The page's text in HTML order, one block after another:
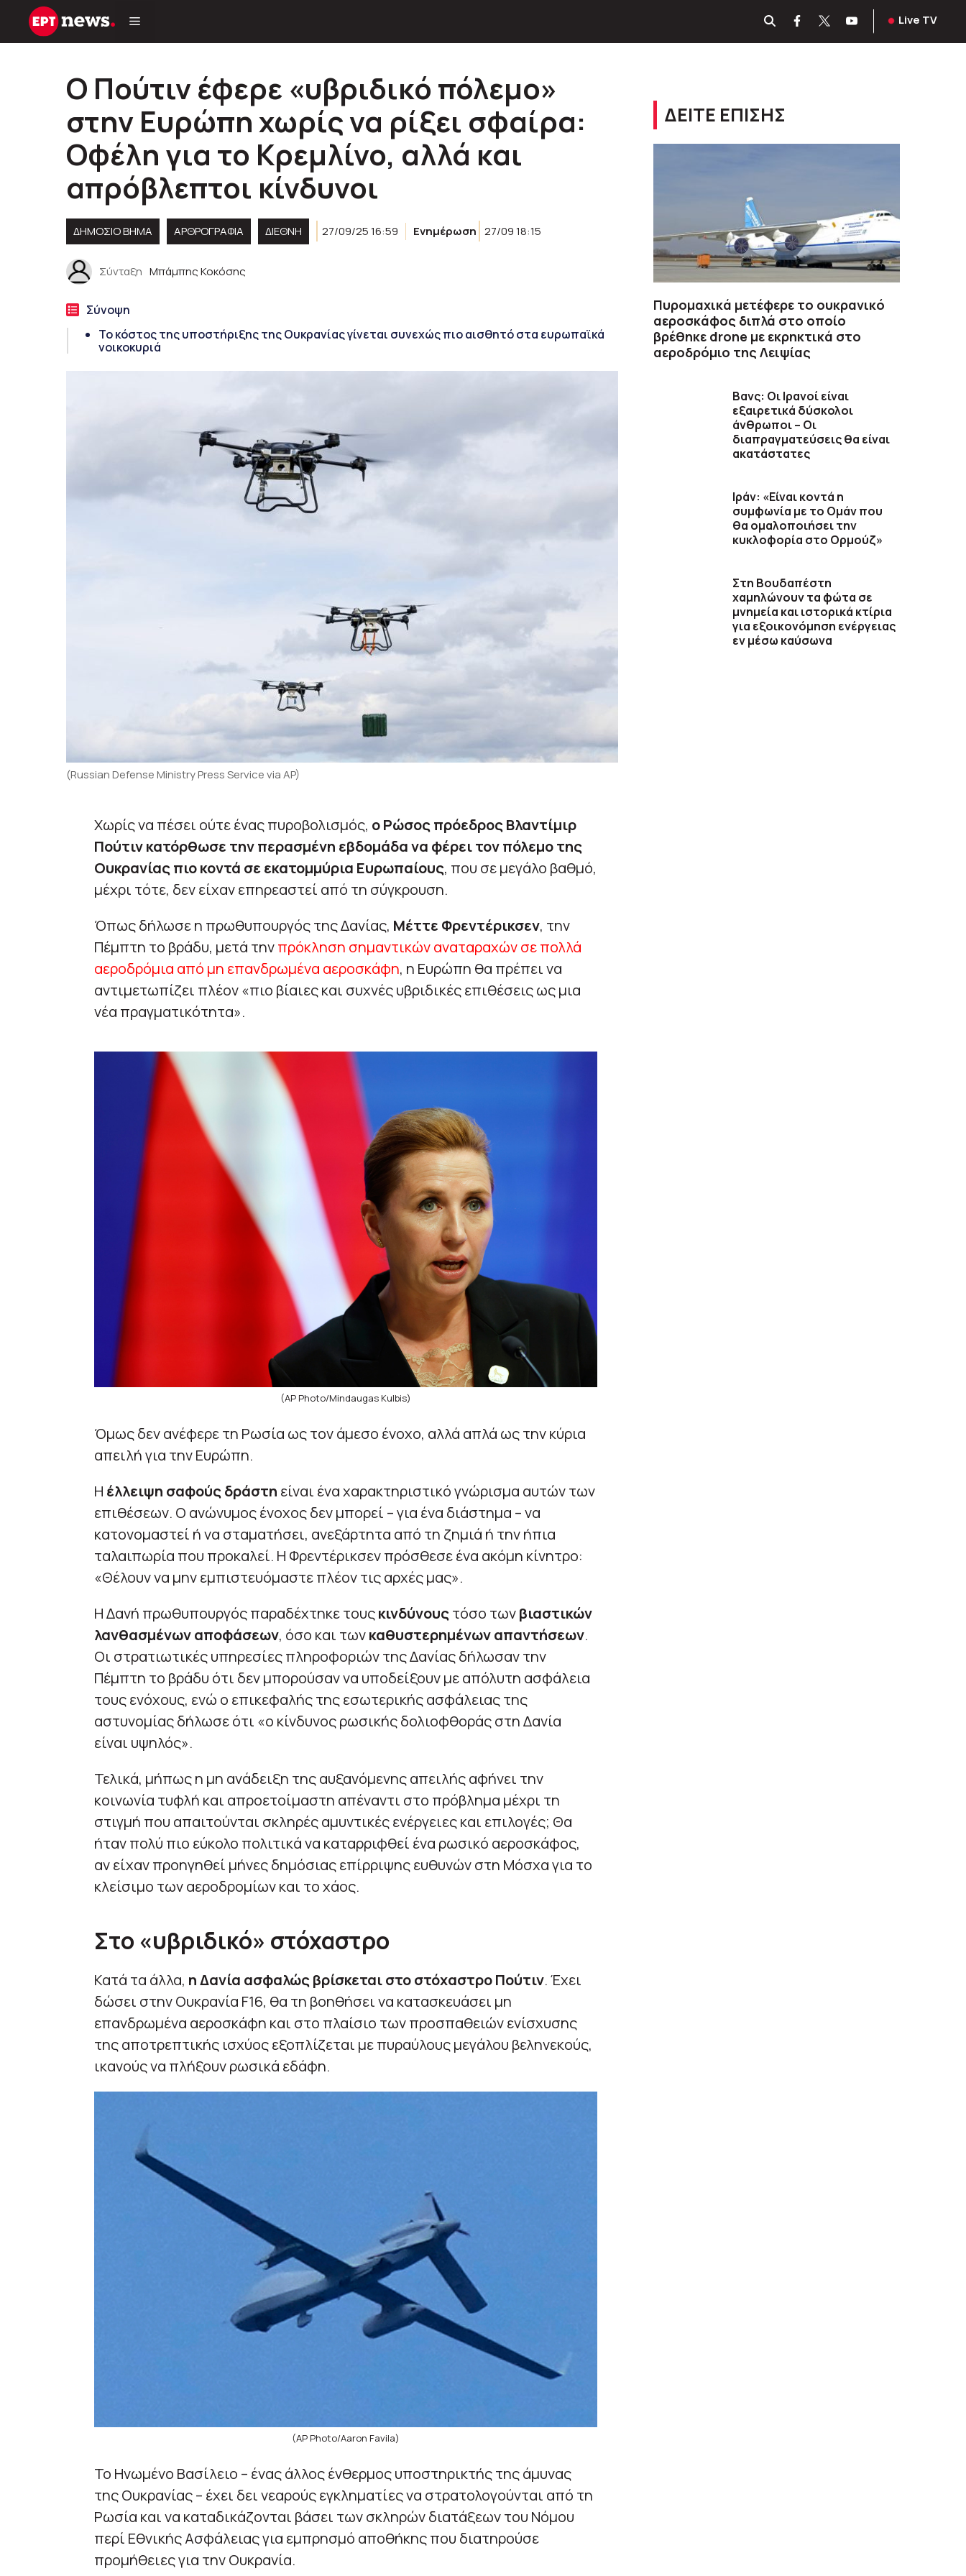
Μετάβαση
Live TV
Ο Πούτιν έφερε «υβριδικό πόλεμο»
στην Ευρώπη χωρίς να ρίξει σφαίρα:
Οφέλη για το Κρεμλίνο, αλλά και
απρόβλεπτοι κίνδυνοι
ΔΗΜΟΣΙΟ ΒΗΜΑ ΑΡΘΡΟΓΡΑΦΊΑ ΔΙΕΘΝΗ 27/09/25 16:59 Ενημέρωση 27/09 18:15
Σύνταξη Μπάμπης Κοκόσης
Σύνοψη
Το κόστος της υποστήριξης της Ουκρανίας γίνεται συνεχώς πιο αισθητό στα ευρωπαϊκά
νοικοκυριά
(Russian Defense Ministry Press Service via AP)
Χωρίς να πέσει ούτε ένας πυροβολισμός, ο Ρώσος πρόεδρος Βλαντίμιρ
Πούτιν κατόρθωσε την περασμένη εβδομάδα να φέρει τον πόλεμο της
Ουκρανίας πιο κοντά σε εκατομμύρια Ευρωπαίους, που σε μεγάλο βαθμό,
μέχρι τότε, δεν είχαν επηρεαστεί από τη σύγκρουση.
Όπως δήλωσε η πρωθυπουργός της Δανίας, Μέττε Φρεντέρικσεν, την
Πέμπτη το βράδυ, μετά τηνπρόκληση σημαντικών αναταραχών σε πολλά
αεροδρόμια από μη επανδρωμένα αεροσκάφη, η Ευρώπη θα πρέπει να
αντιμετωπίζει πλέον «πιο βίαιες και συχνές υβριδικές επιθέσεις ως μια
νέα πραγματικότητα».
(AP Photo/Mindaugas Kulbis)
Όμως δεν ανέφερε τη Ρωσία ως τον άμεσο ένοχο, αλλά απλά ως την κύρια
απειλή για την Ευρώπη.
Η έλλειψη σαφούς δράστη είναι ένα χαρακτηριστικό γνώρισμα αυτών των
επιθέσεων. Ο ανώνυμος ένοχος δεν μπορεί – για ένα διάστημα – να
κατονομαστεί ή να σταματήσει, ανεξάρτητα από τη ζημιά ή την ήπια
ταλαιπωρία που προκαλεί. Η Φρεντέρικσεν πρόσθεσε ένα ακόμη κίνητρο:
«Θέλουν να μην εμπιστευόμαστε πλέον τις αρχές μας».
Η Δανή πρωθυπουργός παραδέχτηκε τουςκινδύνουςτόσο τωνβιαστικών
λανθασμένων αποφάσεων, όσο και τωνκαθυστερημένων απαντήσεων.
Οι στρατιωτικές υπηρεσίες πληροφοριών της Δανίας δήλωσαν την
Πέμπτη το βράδυ ότι δεν μπορούσαν να υποδείξουν με απόλυτη ασφάλεια
τους ενόχους, ενώ ο επικεφαλής της εσωτερικής ασφάλειας της
αστυνομίας δήλωσε ότι «ο κίνδυνος ρωσικής δολιοφθοράς στη Δανία
είναι υψηλός».
Τελικά, μήπως η μη ανάδειξη της αυξανόμενης απειλής αφήνει την
κοινωνία τυφλή και απροετοίμαστη απέναντι στο πρόβλημα μέχρι τη
στιγμή που απαιτούνται σκληρές αμυντικές ενέργειες και επιλογές; Θα
ήταν πολύ πιο εύκολο πολιτικά να καταρριφθεί ένα ρωσικό αεροσκάφος,
αν είχαν προηγηθεί μήνες δημόσιας επίρριψης ευθυνών στη Μόσχα για το
κλείσιμο των αεροδρομίων και το χάος.
Στο «υβριδικό» στόχαστρο
Κατά τα άλλα, η Δανία ασφαλώς βρίσκεται στο στόχαστρο Πούτιν. Έχει
δώσει στην Ουκρανία F16, θα τη βοηθήσει να κατασκευάσει μη
επανδρωμένα αεροσκάφη και στο πλαίσιο των προσπαθειών ενίσχυσης
της αποτρεπτικής ισχύος εξοπλίζεται με πυραύλους μεγάλου βεληνεκούς,
ικανούς να πλήξουν ρωσικά εδάφη.
(AP Photo/Aaron Favila)
Το Ηνωμένο Βασίλειο – ένας άλλος ένθερμος υποστηρικτής της άμυνας
της Ουκρανίας – έχει δει νεαρούς εγκληματίες να στρατολογούνται από τη
Ρωσία και να καταδικάζονται βάσει των σκληρών διατάξεων του Νόμου
περί Εθνικής Ασφάλειας για εμπρησμό αποθήκης που διατηρούσε
προμήθειες για την Ουκρανία.
ΔΕΙΤΕ ΕΠΙΣΗΣ
Πυρομαχικά μετέφερε το ουκρανικό
αεροσκάφος διπλά στο οποίο
βρέθηκε drone με εκρηκτικά στο
αεροδρόμιο της Λειψίας
Βανς: Οι Ιρανοί είναι
εξαιρετικά δύσκολοι
άνθρωποι – Οι
διαπραγματεύσεις θα είναι
ακατάστατες
Ιράν: «Είναι κοντά η
συμφωνία με το Ομάν που
θα ομαλοποιήσει την
κυκλοφορία στο Ορμούζ»
Στη Βουδαπέστη
χαμηλώνουν τα φώτα σε
μνημεία και ιστορικά κτίρια
για εξοικονόμηση ενέργειας
εν μέσω καύσωνα